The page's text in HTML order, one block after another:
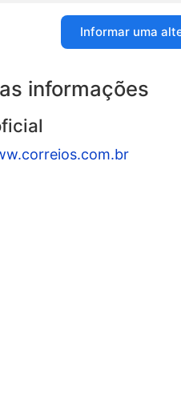
Informar uma
informações